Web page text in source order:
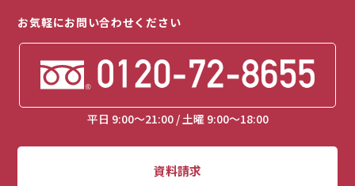
お気軽にお問い合わせください
平日 9:00～21:00 / 土曜 9:00～18:00
資料請求